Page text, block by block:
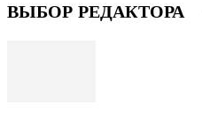
ВЫБОР РЕДАКТОРА